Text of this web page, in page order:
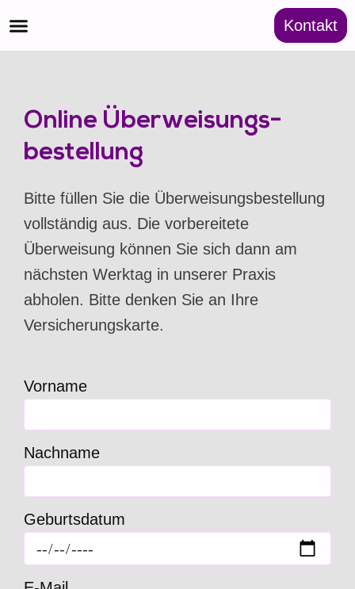
Kontakt
Online Überweisungs-
bestellung
Bitte füllen Sie die Überweisungsbestellung
vollständig aus. Die vorbereitete
Überweisung können Sie sich dann am
nächsten Werktag in unserer Praxis
abholen. Bitte denken Sie an Ihre
Versicherungskarte.
Vorname
Nachname
Geburtsdatum